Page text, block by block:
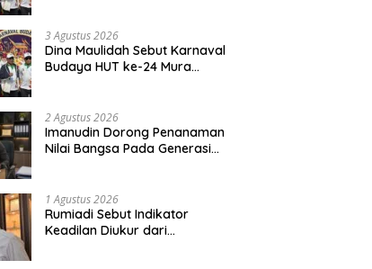
3 Agustus 2026
Dina Maulidah Sebut Karnaval
Budaya HUT ke-24 Mura
2 Agustus 2026
Imanudin Dorong Penanaman
Nilai Bangsa Pada Generasi
1 Agustus 2026
Rumiadi Sebut Indikator
Keadilan Diukur dari